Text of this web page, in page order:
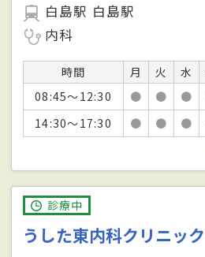
白島駅 白島駅
内科
時間 月 火 水
08:45～12:30
● ● ●
14:30～17:30
● ● ●
診療中
うした東内科クリニック